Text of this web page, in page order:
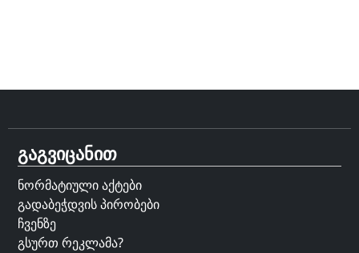
გაგვიცანით
ნორმატიული აქტები
გადაბეჭდვის პირობები
ჩვენზე
გსურთ რეკლამა?